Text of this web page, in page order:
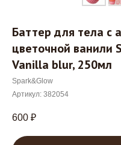
Баттер для тела с
цветочной ванили
Vanilla blur, 250мл
Spark&Glow
Артикул: 382054
600 ₽